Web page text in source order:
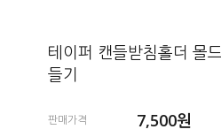
테이퍼 캔들받침홀더 몰
들기
판매가격 7,500원